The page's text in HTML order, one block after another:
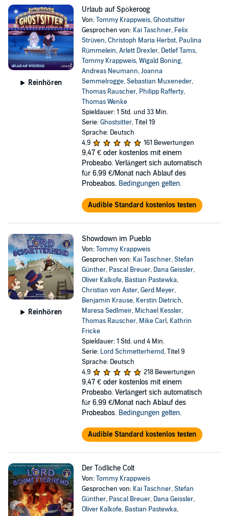
Reinhören
Urlaub auf Spökeroog
Von:Tommy Krappweis,Ghostsitter
Gesprochen von: Kai Taschner, Felix
Strüven,Christoph Maria Herbst, Paulina
Rümmelein,Arlett Drexler, Detlef Tams,
Tommy Krappweis,Wigald Boning,
Andreas Neumann,Joanna
Semmelrogge,Sebastian Muxeneder,
Thomas Rauscher, Philipp Rafferty,
Thomas Wenke
Spieldauer: 1 Std. und 33 Min.
Serie:Ghostsitter, Titel 19
Sprache: Deutsch
4,9
161 Bewertungen
9,47 € oder kostenlos mit einem
Probeabo. Verlängert sich automatisch
für 6,99 €/Monat nach Ablauf des
Probeabos. Bedingungen gelten.
Audible Standard kostenlos testen
Reinhören
Showdown im Pueblo
Von:Tommy Krappweis
Gesprochen von: Kai Taschner,Stefan
Günther, Pascal Breuer, Dana Geissler,
Oliver Kalkofe, Bastian Pastewka,
Christian von Aster,Gerd Meyer,
Benjamin Krause, Kerstin Dietrich,
Maresa Sedlmeir, Michael Kessler,
Thomas Rauscher, Mike Carl, Kathrin
Fricke
Spieldauer: 1 Std. und 4 Min.
Serie: Lord Schmetterhemd, Titel 9
Sprache: Deutsch
4,9
218 Bewertungen
9,47 € oder kostenlos mit einem
Probeabo. Verlängert sich automatisch
für 6,99 €/Monat nach Ablauf des
Probeabos. Bedingungen gelten.
Audible Standard kostenlos testen
Der Tödliche Colt
Von:Tommy Krappweis
Gesprochen von: Kai Taschner,Stefan
Günther, Pascal Breuer, Dana Geissler,
Oliver Kalkofe, Bastian Pastewka,